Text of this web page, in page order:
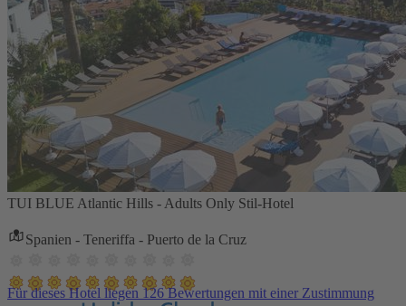
TUI BLUE Atlantic Hills - Adults Only Stil-Hotel
Spanien - Teneriffa - Puerto de la Cruz
Für dieses Hotel liegen 126 Bewertungen mit einer Zustimmung